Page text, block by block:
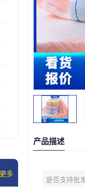
更多
产品描述
是否支持批